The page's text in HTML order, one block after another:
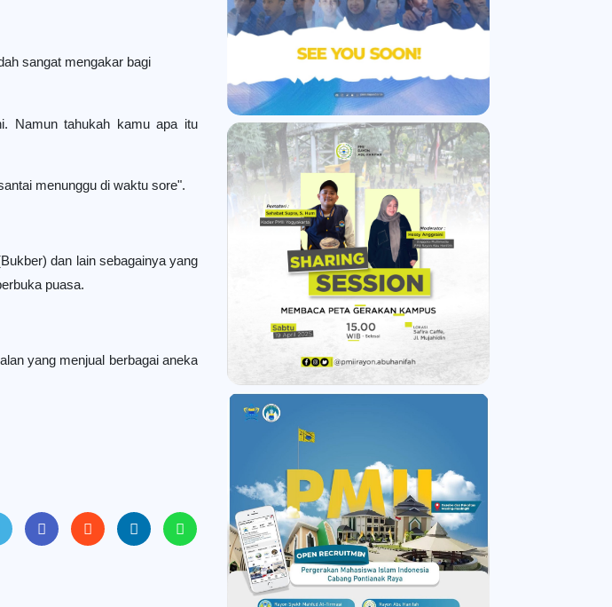
sangat mengakar bagi
Namun tahukah kamu apa itu
menunggu di waktu sore".
dan lain sebagainya yang
puasa.
yang menjual berbagai aneka